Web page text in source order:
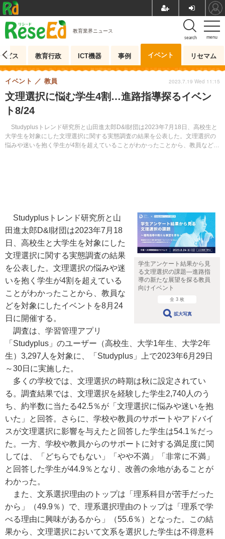
menu
search
教育業界ニュース
ビス 教育行政 ICT機器 事例 イベント リセマム
文理選択に悩む学生4割…進路指導探るイベン
ト8/24
Studyplusトレンド研究所と山田進太郎D&I財団は2023年7月18日、高校生と
大学生を対象にした文理選択に関する実態調査の結果を公表した。文理選択の
悩みや迷いを抱く学生が4割を超えていることがわかったことから、教員などを
イベント 教員 2023.7.19 Wed 11:15
学生アンケート結果から見
る文理選択の課題―進路指
導の新たな展望を探る教員
向けイベント
全 3 枚
拡大写真
Studyplusトレンド研究所と山
田進太郎D&I財団は2023年7月18
日、高校生と大学生を対象にした
文理選択に関する実態調査の結果
を公表した。文理選択の悩みや迷
いを抱く学生が4割を超えている
ことがわかったことから、教員な
どを対象にしたイベントを8月24
日に開催する。
調査は、学習管理アプリ
「Studyplus」のユーザー（高校生、大学1年生、大学2年
生）3,297人を対象に、「Studyplus」上で2023年6月29日
～30日に実施した。
多くの学校では、文理選択の時期は秋に設定されてい
る。調査結果では、文理選択を経験した学生2,740人のう
ち、約半数に当たる42.5％が「文理選択に悩みや迷いを抱
いた」と回答。さらに、学校や教員のサポートやアドバイ
スが文理選択に影響を与えたと回答した学生は54.1％だっ
た。一方、学校や教員からのサポートに対する満足度に関
しては、「どちらでもない」「やや不満」「非常に不満」
と回答した学生が44.9％となり、改善の余地があることが
わかった。
また、文系選択理由のトップは「理系科目が苦手だった
から」（49.9％）で、理系選択理由のトップは「理系で学
べる理由に興味があるから」（55.6％）となった。この結
果から、文理選択において文系を選択した学生は不得意科